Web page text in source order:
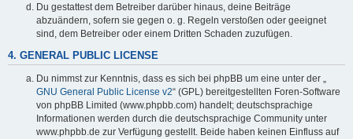
Du gestattest dem Betreiber darüber hinaus, deine Beiträge
abzuändern, sofern sie gegen o. g. Regeln verstoßen oder geeignet
sind, dem Betreiber oder einem Dritten Schaden zuzufügen.
4. GENERAL PUBLIC LICENSE
Du nimmst zur Kenntnis, dass es sich bei phpBB um eine unter der „
GNU General Public License v2“ (GPL) bereitgestellten Foren-Software
von phpBB Limited (www.phpbb.com) handelt; deutschsprachige
Informationen werden durch die deutschsprachige Community unter
www.phpbb.de zur Verfügung gestellt. Beide haben keinen Einfluss auf